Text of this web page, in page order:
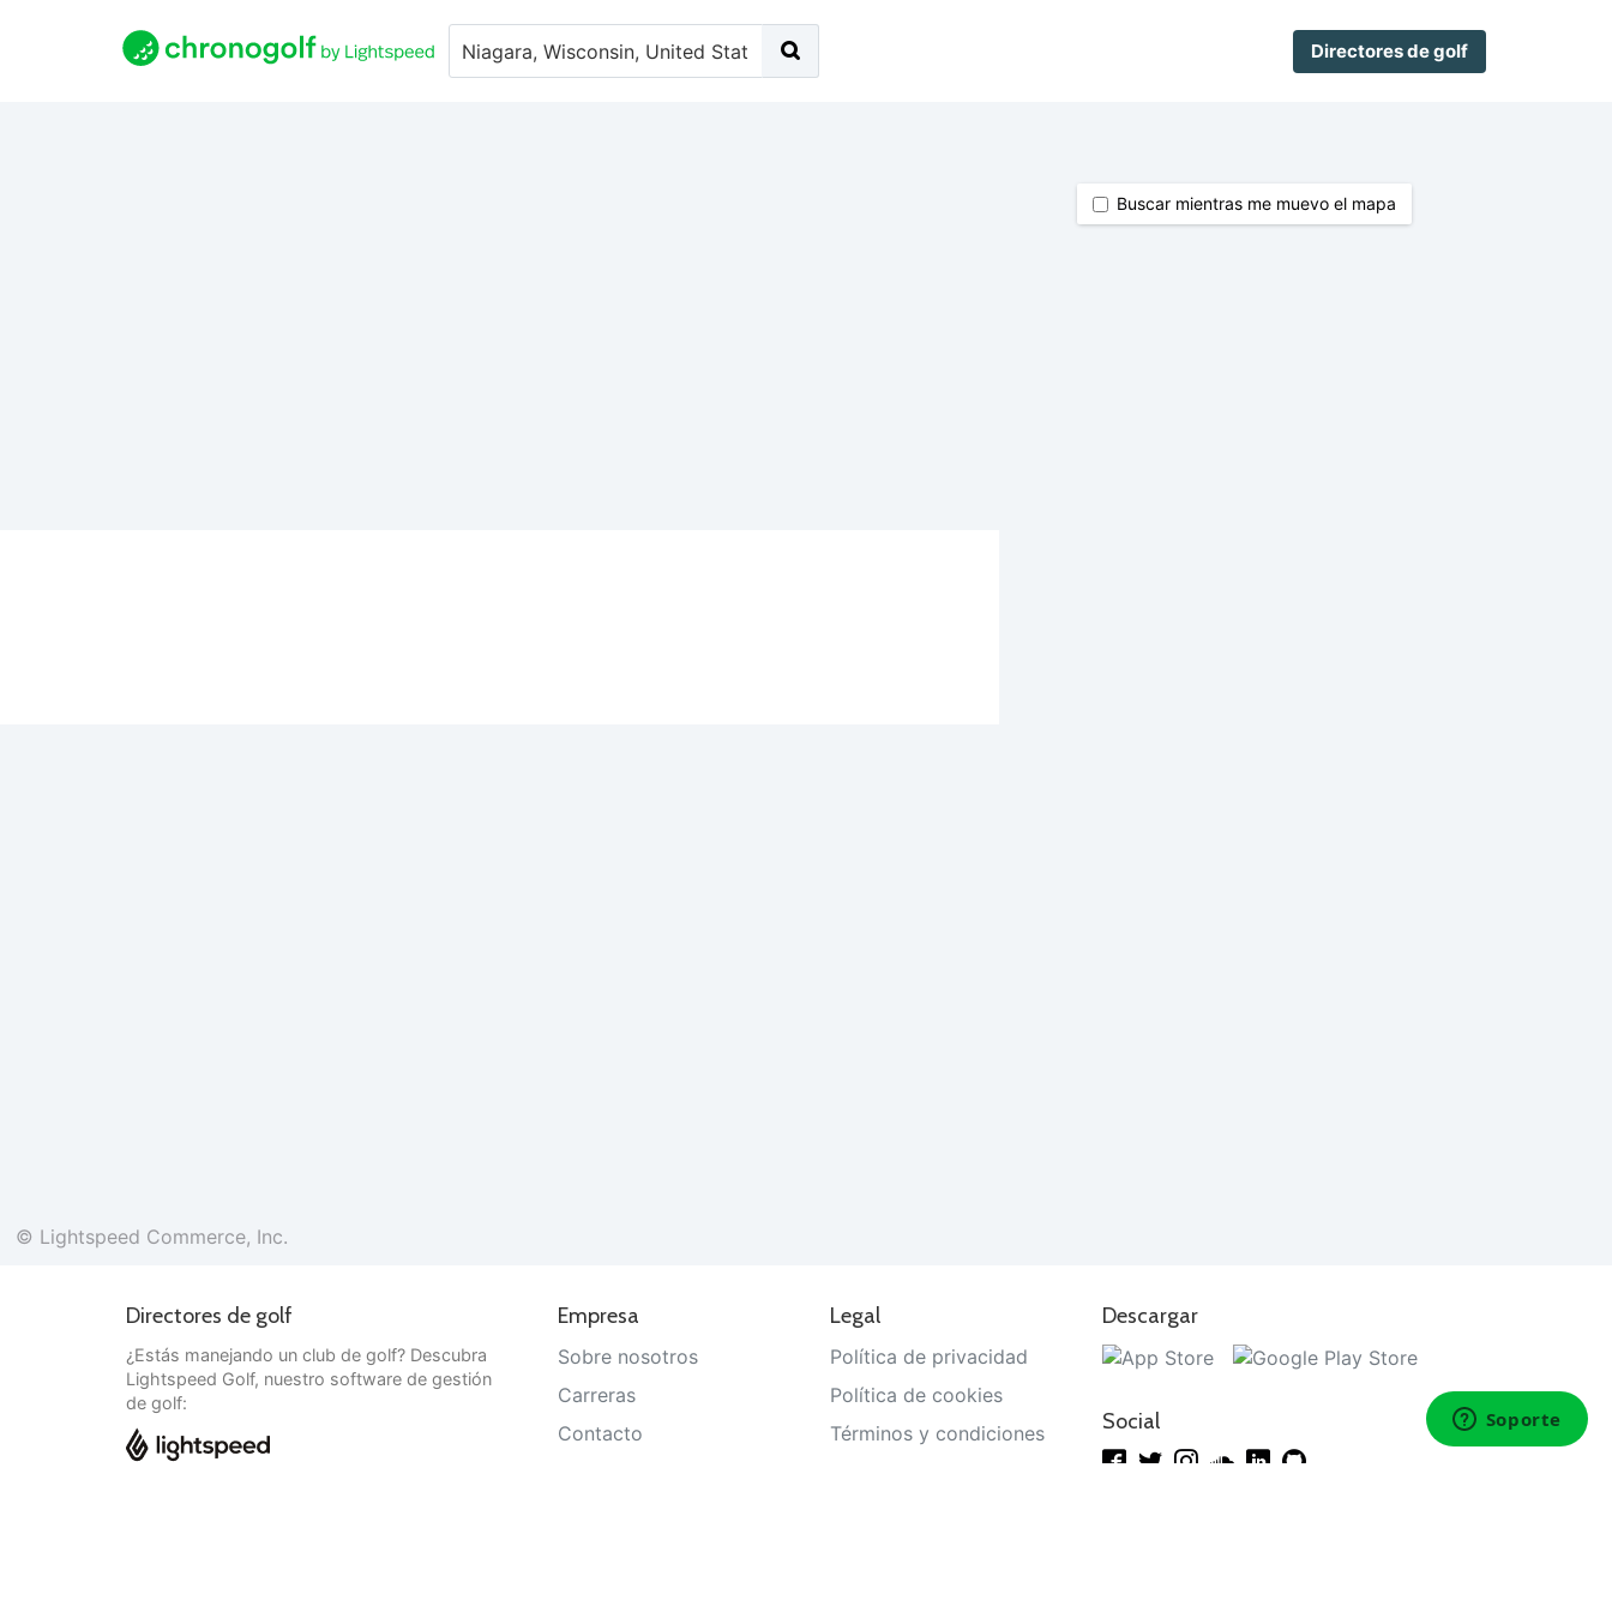
Directores de golf
© Lightspeed Commerce, Inc.
Buscar mientras me muevo el mapa
Directores de golf
¿Estás manejando un club de golf? Descubra
Lightspeed Golf, nuestro software de gestión
de golf:
Empresa
Sobre nosotros
Carreras
Contacto
Legal
Política de privacidad
Política de cookies
Términos y condiciones
Descargar
Social